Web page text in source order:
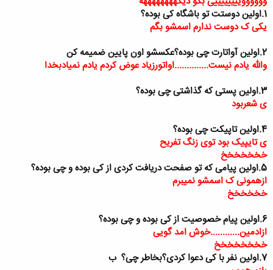
دیگه ای عضو بودم برام جدید نبود ولی الان برام فرق داره
12.نظرتو درمورد من بگو
فعالیتت زیاده ...خدا قوت
خب دیگه حرفی ندارم.با تشکر
1.اولین دوستت تو باشگاه کی بوده؟
یکی ک دوست ندارم اسمشو بگم
2.اولین آواتارت چی بوده؟عکسشو اون پایین ضمیمه کن
والله یادم نیست..............اواتورزیاد عوض کردم یادم نمیادبخدا
3.اولین پستی که گذاشتی چی بوده؟
ی شعربود
4.اولین تاپیکت چی بوده؟
ی تایپیک بود توی زنگ تفریح
خخخخخخخ
5.اولین پیامی که تو صفحت دریافت کردی از کی بوده و چی بوده؟
ازهمونی ک اسمشو نمیبرم
خخخخخخ
6.اولین پیام خصوصیت از کی بوده و چی بوده؟
ازادمین............خوش امد گویی
خخخخخخخخ
7.اولین نفر با کی دعوا کردی؟بخاطر چی؟
ب